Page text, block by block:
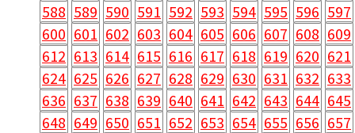
588 589 590 591 592 593 594 595 596 597
600 601 602 603 604 605 606 607 608 609
612 613 614 615 616 617 618 619 620 621
624 625 626 627 628 629 630 631 632 633
636 637 638 639 640 641 642 643 644 645
648 649 650 651 652 653 654 655 656 657